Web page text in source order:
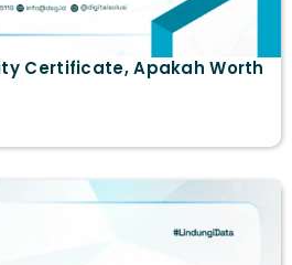
Certificate, Apakah Worth